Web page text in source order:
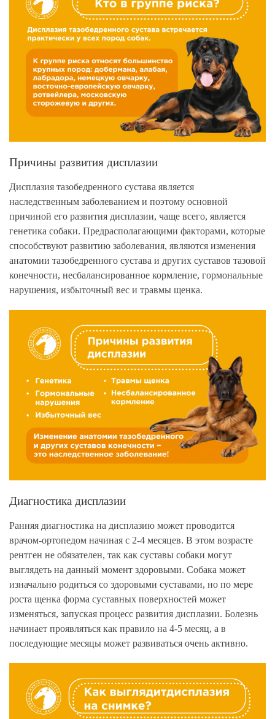
Причины развития дисплазии
Дисплазия тазобедренного сустава является
наследственным заболеванием и поэтому основной
причиной его развития дисплазии, чаще всего, является
генетика собаки. Предрасполагающими факторами, которые
способствуют развитию заболевания, являются изменения
анатомии тазобедренного сустава и других суставов тазовой
конечности, несбалансированное кормление, гормональные
нарушения, избыточный вес и травмы щенка.
Диагностика дисплазии
Ранняя диагностика на дисплазию может проводится
врачом-ортопедом начиная с 2-4 месяцев. В этом возрасте
рентген не обязателен, так как суставы собаки могут
выглядеть на данный момент здоровыми. Собака может
изначально родиться со здоровыми суставами, но по мере
роста щенка форма суставных поверхностей может
изменяться, запуская процесс развития дисплазии. Болезнь
начинает проявляться как правило на 4-5 месяц, а в
последующие месяцы может развиваться очень активно.